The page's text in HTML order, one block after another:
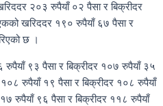
२०३ रुपैयाँ ०२ पैसा र बिक्रीदर
खरिददर १९० रुपैयाँ ६७ पैसा र
छ ।
९३ पैसा र बिक्रीदर १०७ रुपैयाँ ३५
रुपैयाँ १९ पैसा र बिक्रीदर १०८ रुपैयाँ
रुपैयाँ ९६ पैसा र बिक्रीदर ११८ रुपैयाँ